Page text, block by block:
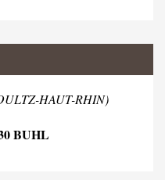
HAUT-RHIN)
BUHL